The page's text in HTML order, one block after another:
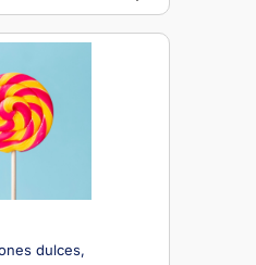
dulces,